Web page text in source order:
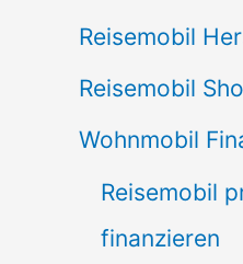
Reisemobil
Reisemobil
Wohnmobil
Reisemobil
finanzieren